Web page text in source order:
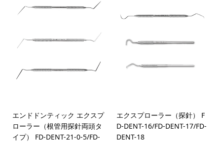
エンドドンティック エクスプ
ローラー（根管用探針両頭タ
イプ） FD-DENT-21-0-5/FD-
エクスプローラー（探針） F
D-DENT-16/FD-DENT-17/FD-
DENT-18